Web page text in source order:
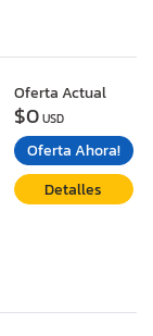
Oferta Actual
$0USD
Oferta Ahora!
Detalles